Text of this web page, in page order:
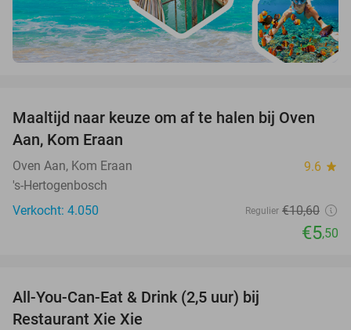
48%
Maaltijd naar keuze om af te halen bij Oven
Aan, Kom Eraan
Oven Aan, Kom Eraan 9.6 star
's-Hertogenbosch
Verkocht: 4.050
Regulier €10,60
€5,50
All-You-Can-Eat & Drink (2,5 uur) bij
Restaurant Xie Xie